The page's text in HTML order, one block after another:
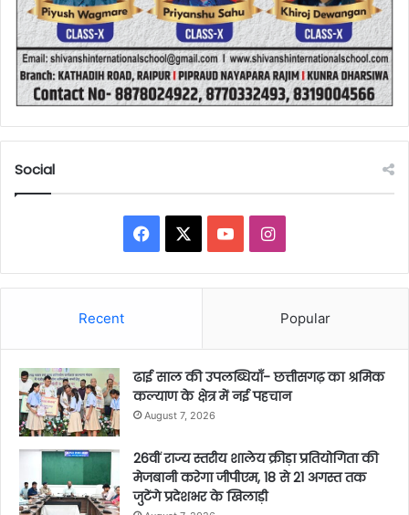
Social
Facebook YouTubeInstagram
Recent Popular
ढाई साल की उपलब्धियाँ- छत्तीसगढ़ का श्रमिक
कल्याण के क्षेत्र में नई पहचान
August 7, 2026
26वीं राज्य स्तरीय शालेय क्रीड़ा प्रतियोगिता की
मेजबानी करेगा जीपीएम, 18 से 21 अगस्त तक
जुटेंगे प्रदेशभर के खिलाड़ी